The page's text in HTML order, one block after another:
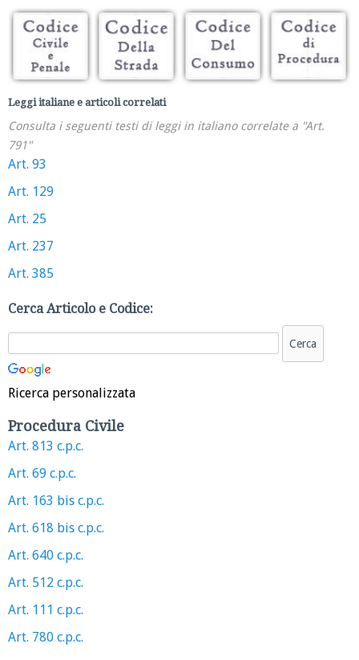
Leggi italiane e articoli correlati
Consulta i seguenti testi di leggi in italiano correlate a "Art.
791"
Art. 93
Art. 129
Art. 25
Art. 237
Art. 385
Cerca Articolo e Codice:
Ricerca personalizzata
Procedura Civile
Art. 813 c.p.c.
Art. 69 c.p.c.
Art. 163 bis c.p.c.
Art. 618 bis c.p.c.
Art. 640 c.p.c.
Art. 512 c.p.c.
Art. 111 c.p.c.
Art. 780 c.p.c.